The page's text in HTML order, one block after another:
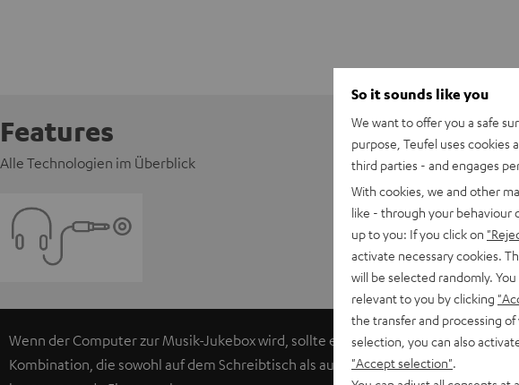
Features
Alle Technologien im Überblick
Wenn der Computer zur Musik-Jukebox wird, sollte es keine Kompromisse
Kombination, die sowohl auf dem Schreibtisch als auch im Wohnzimmer - z.B.
So it sounds like you
We want to offer you a safe
purpose, Teufel uses cookies
third parties - and engages
With cookies, we and other
like - through your behaviour
up to you: If you click on
activate necessary cookies.
will be selected randomly.
relevant to you by clicking
the transfer and processing
selection, you can also
"Accept selection"